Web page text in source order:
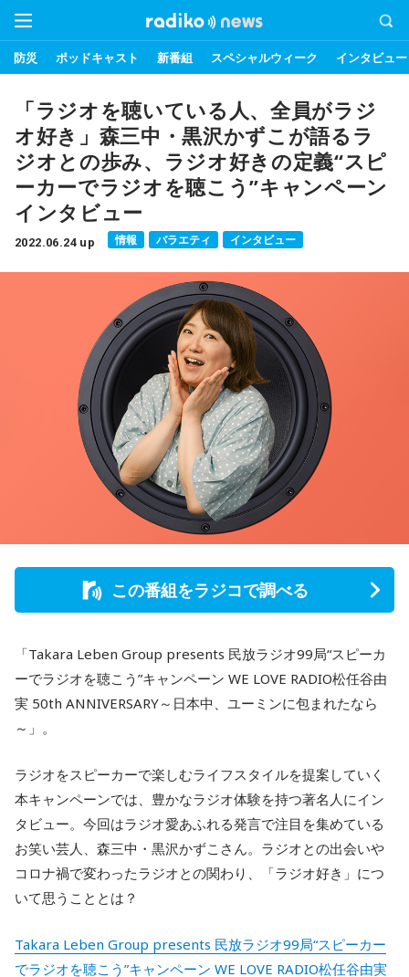
防災 ポッドキャスト 新番組 スペシャルウィーク インタビュー
「ラジオを聴いている人、全員がラジ
オ好き」森三中・黒沢かずこが語るラ
ジオとの歩み、ラジオ好きの定義“スピ
ーカーでラジオを聴こう”キャンペーン
インタビュー
2022.06.24 up 情報 バラエティ インタビュー
この番組をラジコで調べる
「Takara Leben Group presents 民放ラジオ99局“スピーカ
ーでラジオを聴こう”キャンペーン WE LOVE RADIO松任谷由
実 50th ANNIVERSARY～日本中、ユーミンに包まれたなら
～」。
ラジオをスピーカーで楽しむライフスタイルを提案していく
本キャンペーンでは、豊かなラジオ体験を持つ著名人にイン
タビュー。今回はラジオ愛あふれる発言で注目を集めている
お笑い芸人、森三中・黒沢かずこさん。ラジオとの出会いや
コロナ禍で変わったラジオとの関わり、「ラジオ好き」につ
いて思うこととは？
Takara Leben Group presents 民放ラジオ99局“スピーカー
でラジオを聴こう”キャンペーン WE LOVE RADIO松任谷由実